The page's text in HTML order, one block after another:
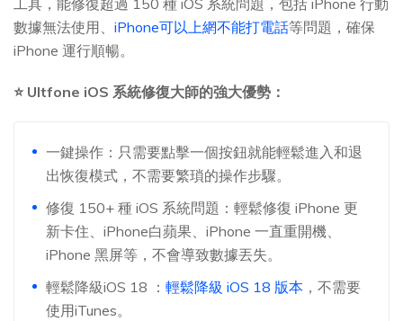
工具，能修復超過 150 種 iOS 系統問題，包括 iPhone 行動
數據無法使用、 iPhone可以上網不能打電話等問題，確保
iPhone 運行順暢。
⭐ Ultfone iOS 系統修復大師的強大優勢：
一鍵操作：只需要點擊一個按鈕就能輕鬆進入和退
出恢復模式，不需要繁瑣的操作步驟。
修復 150+ 種 iOS 系統問題：輕鬆修復 iPhone 更
新卡住、iPhone白蘋果、iPhone 一直重開機、
iPhone 黑屏等，不會導致數據丟失。
輕鬆降級iOS 18 ： 輕鬆降級 iOS 18 版本 ，不需要
使用iTunes。